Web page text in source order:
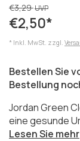
€3,29UVP
€2,50*
* Inkl. MwSt. zzgl.
Bestellen Sie
Bestellung
Jordan Green
eine gesunde
Lesen Sie mehr